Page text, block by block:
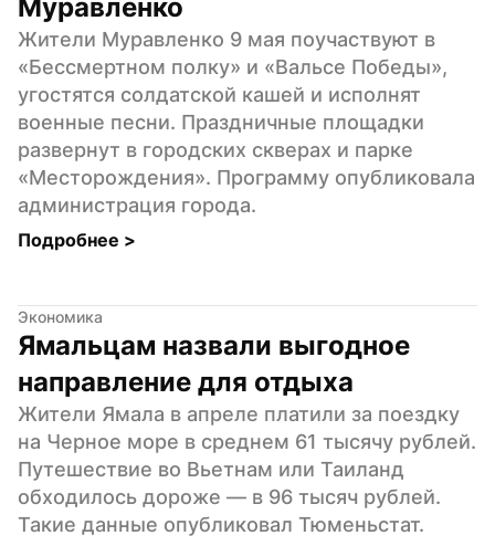
Муравленко
Жители Муравленко 9 мая поучаствуют в
«Бессмертном полку» и «Вальсе Победы»,
угостятся солдатской кашей и исполнят
военные песни. Праздничные площадки
развернут в городских скверах и парке
«Месторождения». Программу опубликовала
администрация города.
Подробнее >
Экономика
Ямальцам назвали выгодное
направление для отдыха
Жители Ямала в апреле платили за поездку
на Черное море в среднем 61 тысячу рублей.
Путешествие во Вьетнам или Таиланд
обходилось дороже — в 96 тысяч рублей.
Такие данные опубликовал Тюменьстат.